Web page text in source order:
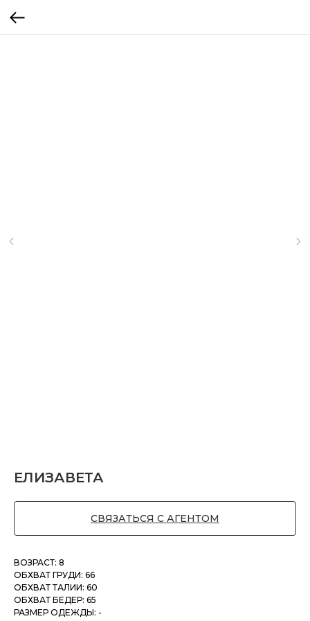
ЕЛИЗАВЕТА
СВЯЗАТЬСЯ С АГЕНТОМ
ВОЗРАСТ: 8
ОБХВАТ ГРУДИ: 66
ОБХВАТ ТАЛИИ: 60
ОБХВАТ БЕДЕР: 65
РАЗМЕР ОДЕЖДЫ: -